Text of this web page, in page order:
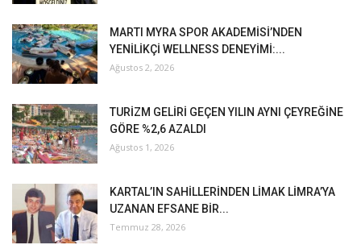
MARTI MYRA SPOR AKADEMİSİ’NDEN
YENİLİKÇİ WELLNESS DENEYİMİ:...
Ağustos 2, 2026
TURİZM GELİRİ GEÇEN YILIN AYNI ÇEYREĞİNE
GÖRE %2,6 AZALDI
Ağustos 1, 2026
KARTAL’IN SAHİLLERİNDEN LİMAK LİMRA’YA
UZANAN EFSANE BİR...
Temmuz 28, 2026